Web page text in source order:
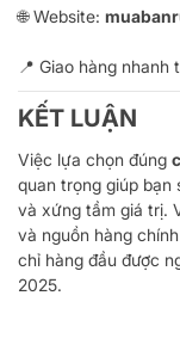
🌐 Website:
📍 Giao hàng nhanh
KẾT LUẬN
Việc lựa chọn đúng
quan trọng giúp bạn
và xứng tầm giá trị.
và nguồn hàng
chỉ hàng đầu được
2025.